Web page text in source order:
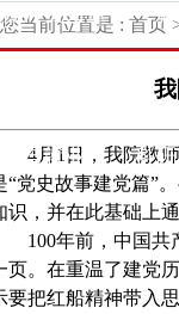
师资力量
生与就业
科
您当前位置是 : 首页
4月1日，我院教
“党史故事建党篇”
识，并在此基础上
100年前，中国
页。在重温了建党
要把红船精神带入